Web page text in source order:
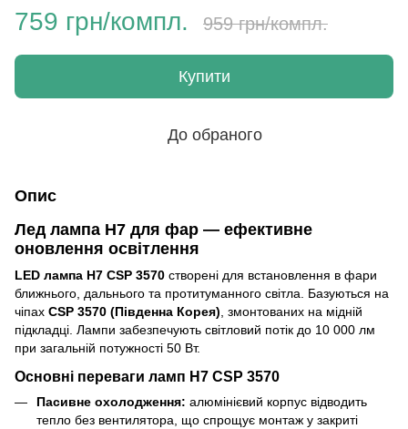
759 грн/компл. 959 грн/компл.
Купити
До обраного
Опис
Лед лампа H7 для фар — ефективне
оновлення освітлення
LED лампа H7 CSP 3570 створені для встановлення в фари
ближнього, дальнього та протитуманного світла. Базуються на
чіпах CSP 3570 (Південна Корея), змонтованих на мідній
підкладці. Лампи забезпечують світловий потік до 10 000 лм
при загальній потужності 50 Вт.
Основні переваги ламп H7 CSP 3570
Пасивне охолодження: алюмінієвий корпус відводить
тепло без вентилятора, що спрощує монтаж у закриті